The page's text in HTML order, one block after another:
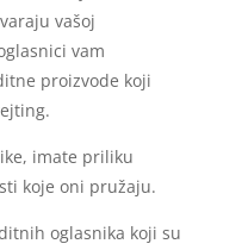
vašoj
vam
proizvode koji
imate priliku
koje oni pružaju.
oglasnika koji su